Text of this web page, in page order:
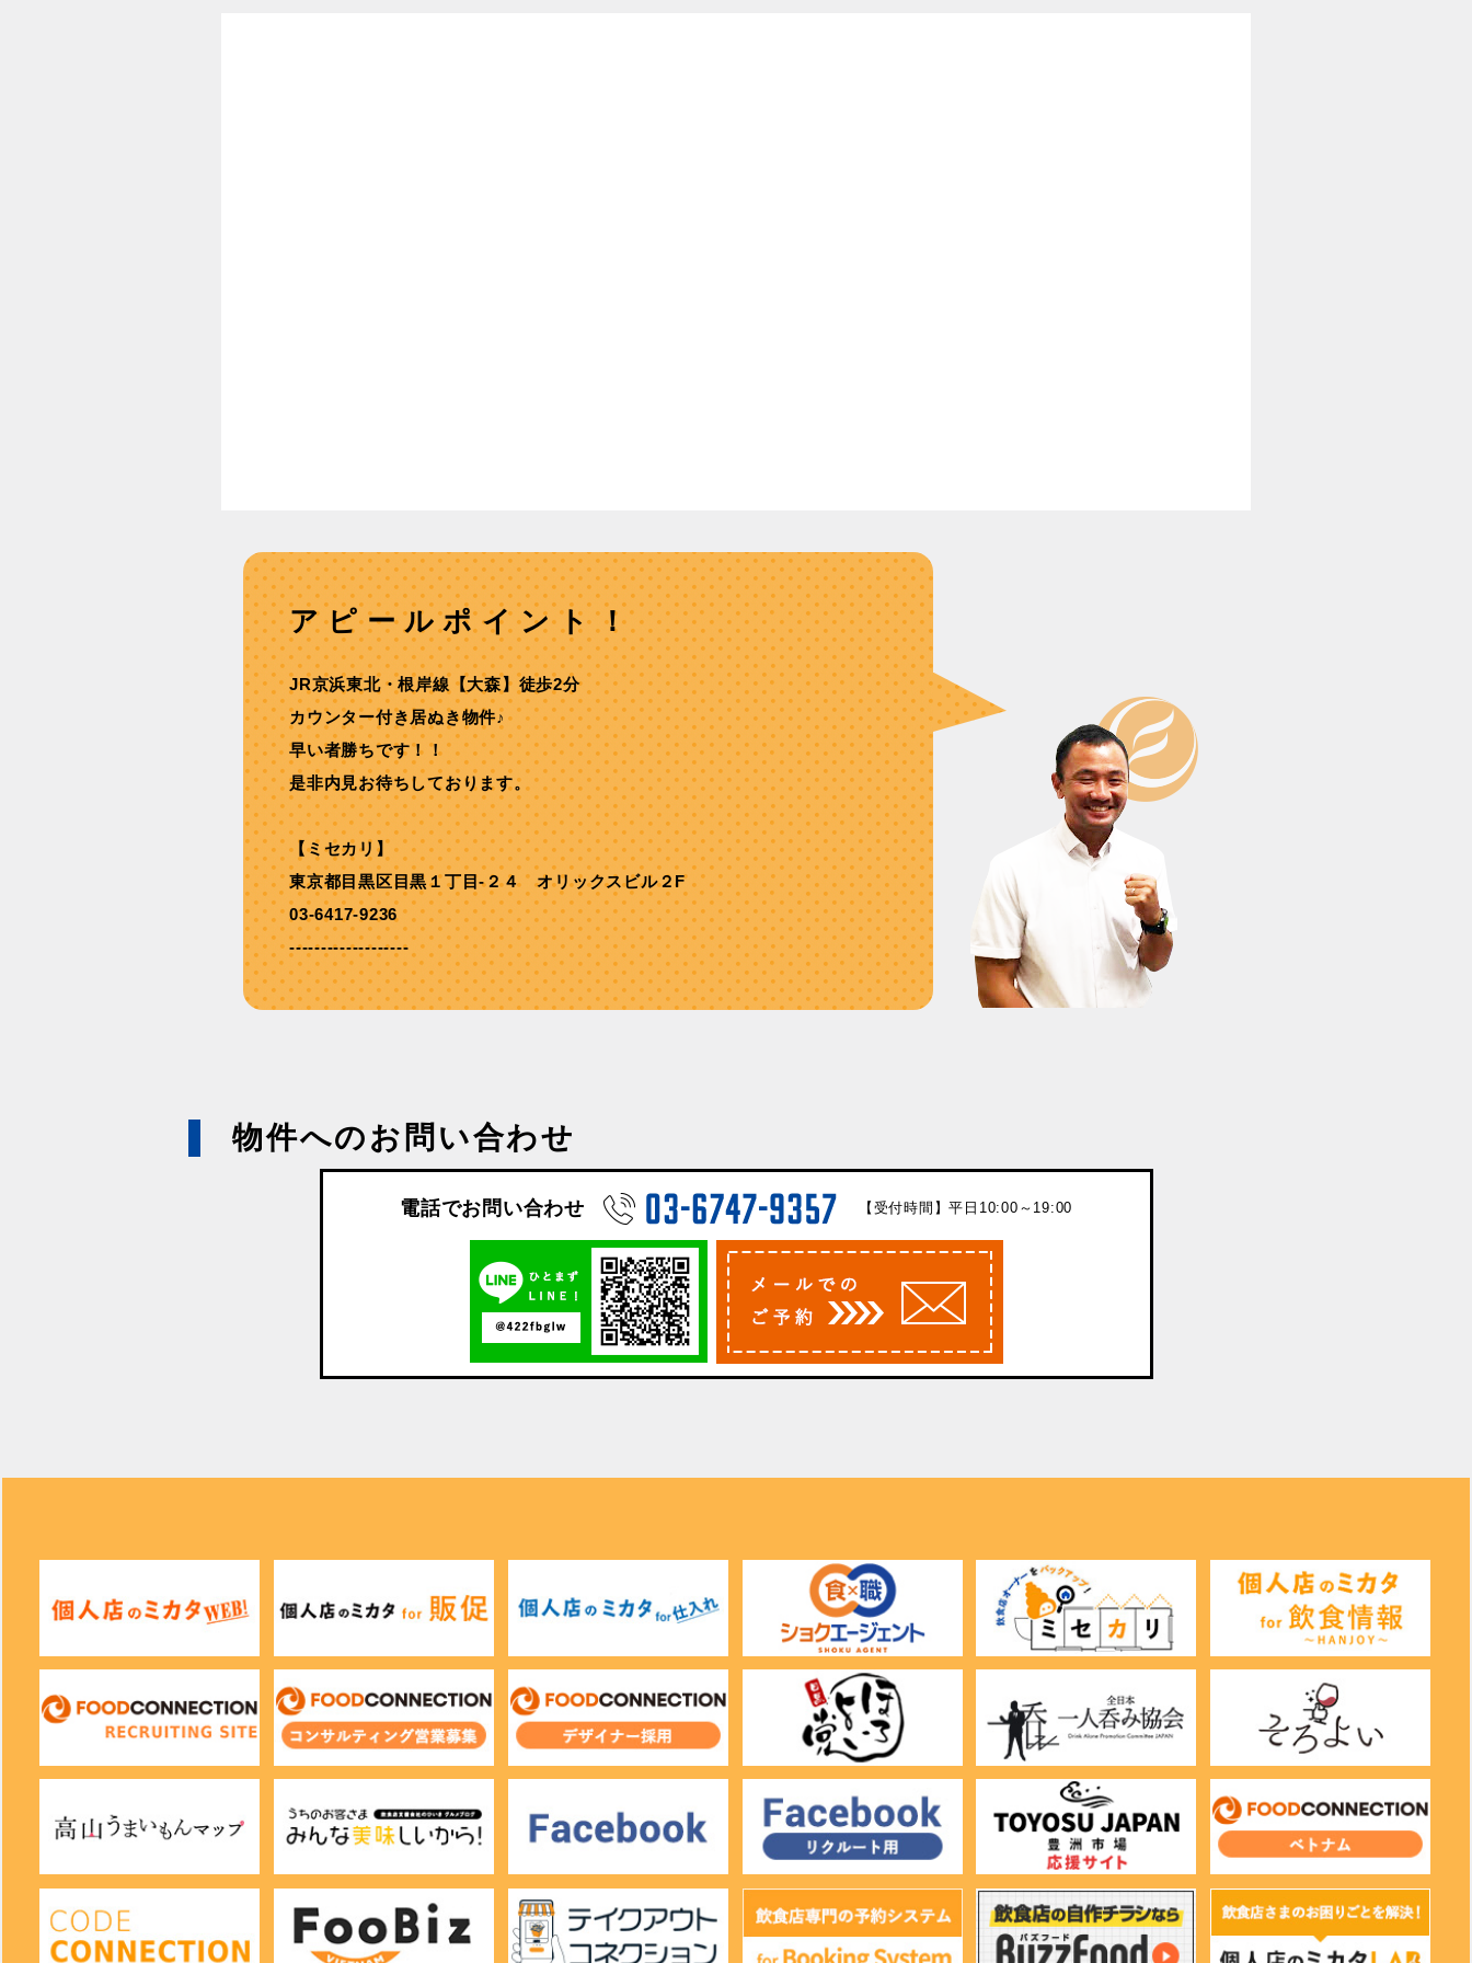
アピールポイント！
JR京浜東北・根岸線【⼤森】徒歩2分
カウンター付き居ぬき物件♪
早い者勝ちです！！
是非内見お待ちしております。
【ミセカリ】
東京都目黒区目黒１丁目-２４ オリックスビル２F
03-6417-9236
-------------------
物件へのお問い合わせ
電話でお問い合わせ 【受付時間】平日10:00～19:00